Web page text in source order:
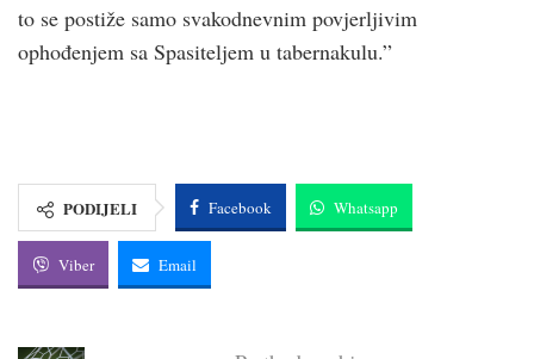
to se postiže samo svakodnevnim povjerljivim
ophođenjem sa Spasiteljem u tabernakulu.”
PODIJELI Facebook Whatsapp
Viber Email